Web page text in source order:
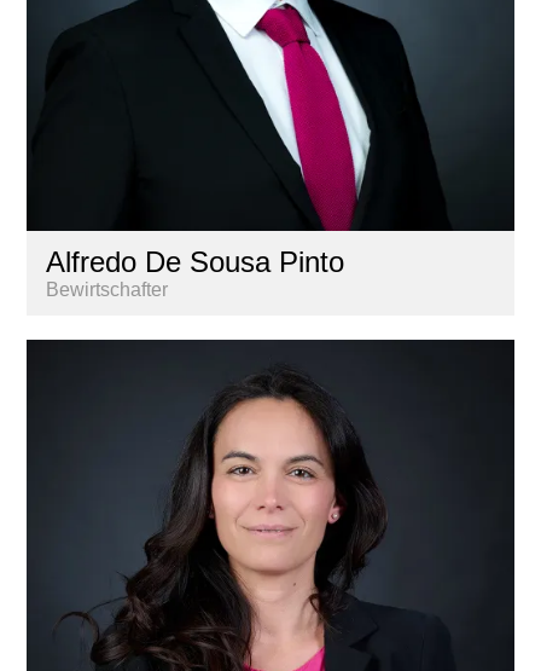
Alfredo De Sousa Pinto
Bewirtschafter